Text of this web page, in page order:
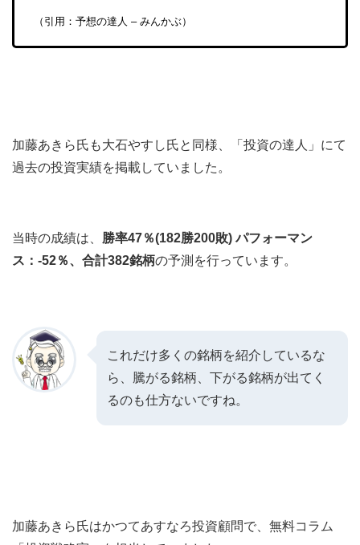
（引用：予想の達人 – みんかぶ）
加藤あきら氏も大石やすし氏と同様、「投資の達人」にて
過去の投資実績を掲載していました。
当時の成績は、 勝率47％(182勝200敗) パフォーマン
ス：-52％、合計382銘柄の予測を行っています。
これだけ多くの銘柄を紹介しているな
ら、騰がる銘柄、下がる銘柄が出てく
るのも仕方ないですね。
加藤あきら氏はかつてあすなろ投資顧問で、無料コラム